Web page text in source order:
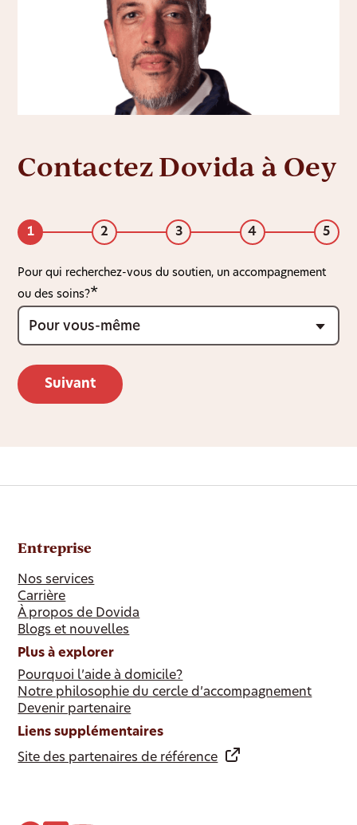
Contactez Dovida à Oey
1 2 3 4 5
Pour qui recherchez-vous du soutien, un accompagnement
ou des soins?
Entreprise
Nos services
Carrière
À propos de Dovida
Blogs et nouvelles
Plus à explorer
Pourquoi l’aide à domicile?
Notre philosophie du cercle d’accompagnement
Devenir partenaire
Liens supplémentaires
Site des partenaires de référence